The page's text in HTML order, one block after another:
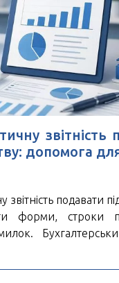
*обов'язкові для
Ви погоджуєтесь з
звітність
допомога
звітність подавати
форми, строки